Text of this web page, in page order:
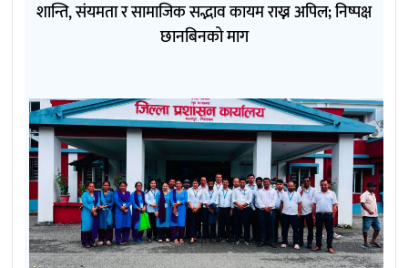
शान्ति, संयमता र सामाजिक सद्भाव कायम राख्न अपिल; निष्पक्ष
छानबिनको माग